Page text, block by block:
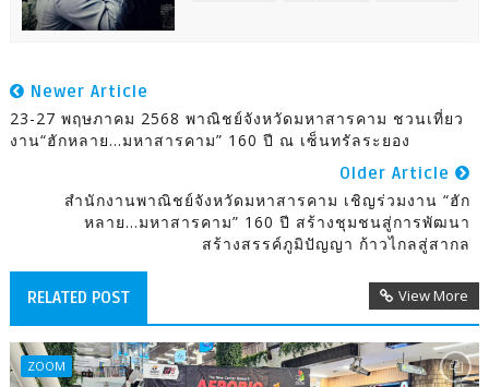
Newer Article
23-27 พฤษภาคม 2568 พาณิชย์จังหวัดมหาสารคาม ชวนเที่ยว
งาน“ฮักหลาย...มหาสารคาม” 160 ปี ณ เซ็นทรัลระยอง
Older Article
สำนักงานพาณิชย์จังหวัดมหาสารคาม เชิญร่วมงาน “ฮัก
หลาย...มหาสารคาม” 160 ปี สร้างชุมชนสู่การพัฒนา
สร้างสรรค์ภูมิปัญญา ก้าวไกลสู่สากล
RELATED POST View More
ZOOM